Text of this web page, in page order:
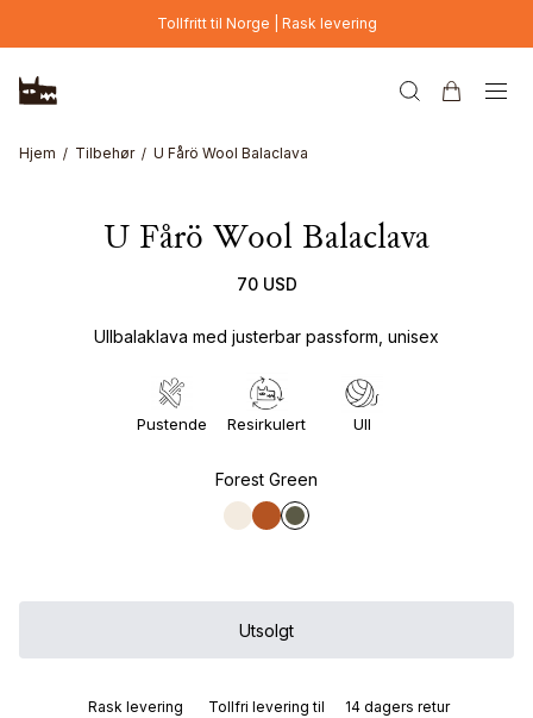
Hopp til hovedinnholdTollfritt til Norge | Rask levering
Hjem Tilbehør U Fårö Wool Balaclava
U Fårö Wool Balaclava
70 USD
Ullbalaklava med justerbar passform, unisex
Pustende Resirkulert Ull
Forest Green
Utsolgt
Rask levering
Tollfri levering til
14 dagers retur